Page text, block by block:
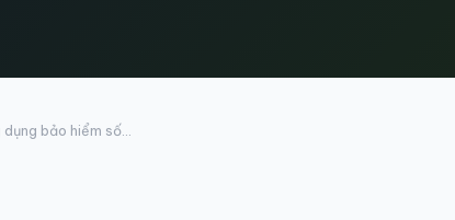
bảo hiểm số...